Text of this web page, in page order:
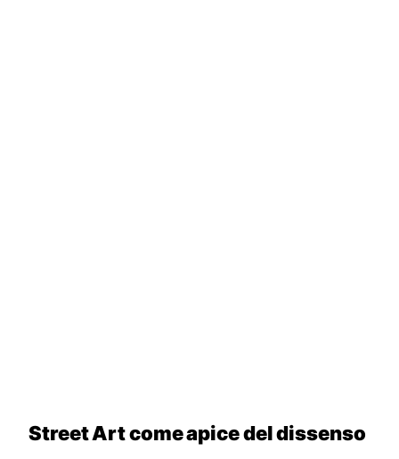
Street Art come apice del dissenso